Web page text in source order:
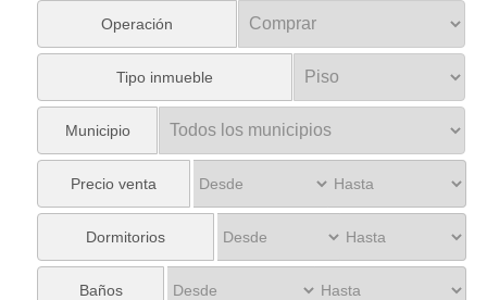
Operación
Tipo inmueble
Municipio
Precio venta
Dormitorios
Baños